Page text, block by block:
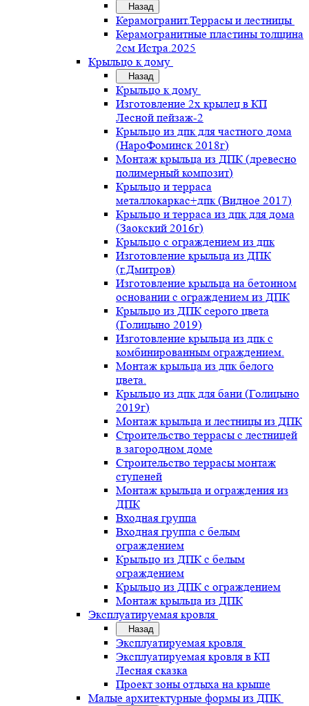
Назад
Керамогранит.Террасы и лестницы
Керамогранитные пластины толщина
2см Истра.2025
Крыльцо к дому
Назад
Крыльцо к дому
Изготовление 2х крылец в КП
Лесной пейзаж-2
Крыльцо из дпк для частного дома
(НароФоминск 2018г)
Монтаж крыльца из ДПК (древесно
полимерный композит)
Крыльцо и терраса
металлокаркас+дпк (Видное 2017)
Крыльцо и терраса из дпк для дома
(Заокский 2016г)
Крыльцо с ограждением из дпк
Изготовление крыльца из ДПК
(г.Дмитров)
Изготовление крыльца на бетонном
основании с ограждением из ДПК
Крыльцо из ДПК серого цвета
(Голицыно 2019)
Изготовление крыльца из дпк с
комбинированным ограждением.
Монтаж крыльца из дпк белого
цвета.
Крыльцо из дпк для бани (Голицыно
2019г)
Монтаж крыльца и лестницы из ДПК
Строительство террасы с лестницей
в загородном доме
Строительство террасы монтаж
ступеней
Монтаж крыльца и ограждения из
ДПК
Входная группа
Входная группа с белым
ограждением
Крыльцо из ДПК с белым
ограждением
Крыльцо из ДПК с ограждением
Монтаж крыльца из ДПК
Эксплуатируемая кровля
Назад
Эксплуатируемая кровля
Эксплуатируемая кровля в КП
Лесная сказка
Проект зоны отдыха на крыше
Малые архитектурные формы из ДПК